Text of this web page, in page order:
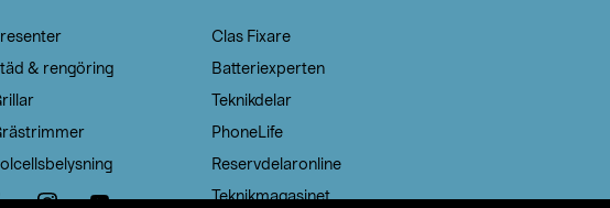
& rengöring
Clas Fixare
Batteriexperten
Teknikdelar
PhoneLife
Reservdelaronline
Teknikmagasinet